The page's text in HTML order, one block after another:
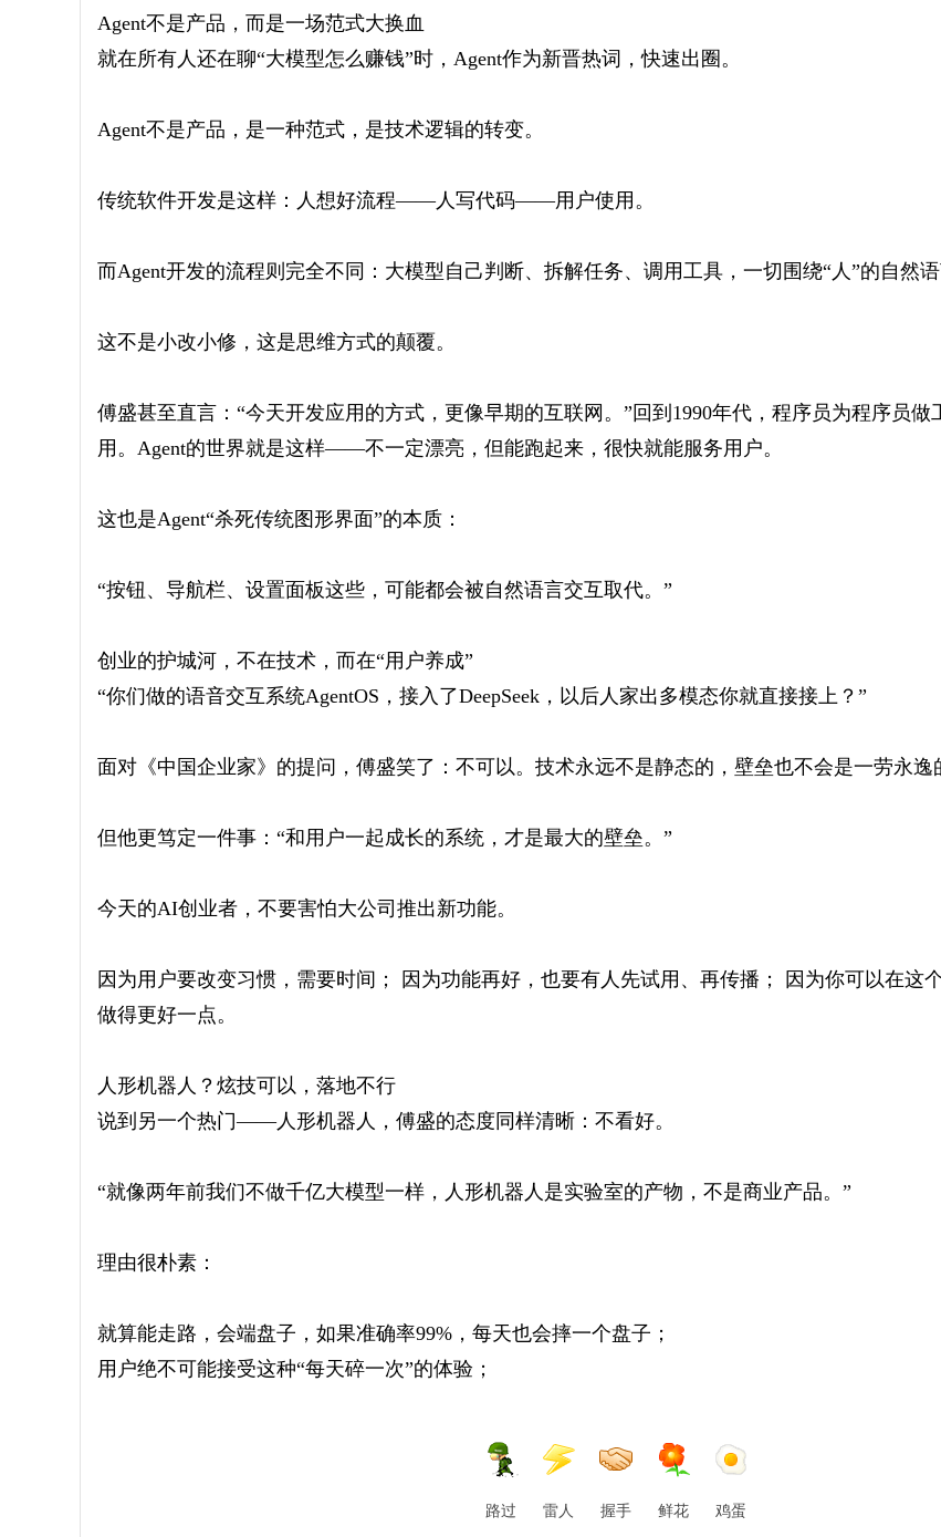
Agent不是产品，而是一场范式大换血
就在所有人还在聊“大模型怎么赚钱”时，Agent作为新晋热词，快速出圈。
Agent不是产品，是一种范式，是技术逻辑的转变。
传统软件开发是这样：人想好流程——人写代码——用户使用。
而Agent开发的流程则完全不同：大模型自己判断、拆解任务、调用工具，一切围绕“人”的自然语
这不是小改小修，这是思维方式的颠覆。
傅盛甚至直言：“今天开发应用的方式，更像早期的互联网。”回到1990年代，程序员为程序员做
用。Agent的世界就是这样——不一定漂亮，但能跑起来，很快就能服务用户。
这也是Agent“杀死传统图形界面”的本质：
“按钮、导航栏、设置面板这些，可能都会被自然语言交互取代。”
创业的护城河，不在技术，而在“用户养成”
“你们做的语音交互系统AgentOS，接入了DeepSeek，以后人家出多模态你就直接接上？”
面对《中国企业家》的提问，傅盛笑了：不可以。技术永远不是静态的，壁垒也不会是一劳永逸
但他更笃定一件事：“和用户一起成长的系统，才是最大的壁垒。”
今天的AI创业者，不要害怕大公司推出新功能。
因为用户要改变习惯，需要时间； 因为功能再好，也要有人先试用、再传播； 因为你可以在这
做得更好一点。
人形机器人？炫技可以，落地不行
说到另一个热门——人形机器人，傅盛的态度同样清晰：不看好。
“就像两年前我们不做千亿大模型一样，人形机器人是实验室的产物，不是商业产品。”
理由很朴素：
就算能走路，会端盘子，如果准确率99%，每天也会摔一个盘子；
用户绝不可能接受这种“每天碎一次”的体验；
路过 雷人 握手 鲜花 鸡蛋